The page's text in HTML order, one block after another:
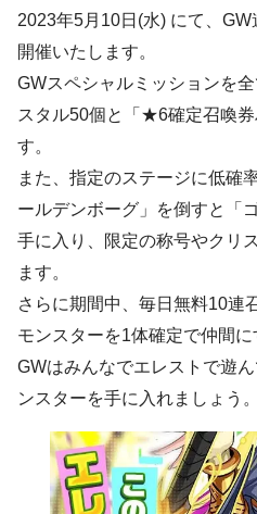
2023年5月10日(水) にて、
開催いたします。
GWスペシャルミッションを
スタル50個と「★6確定召喚
す。
また、指定のステージに低確
ールデンボーグ」を倒すと「
手に入り、限定の称号やクリ
ます。
さらに期間中、毎日無料10
モンスターを1体確定で仲間に
GWはみんなでエレストで遊
ンスターを手に入れましょう。